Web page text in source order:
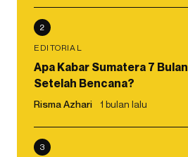
2
EDITORIAL
Apa Kabar Sumatera 7 Bulan
Setelah Bencana?
Risma Azhari 1 bulan lalu
3